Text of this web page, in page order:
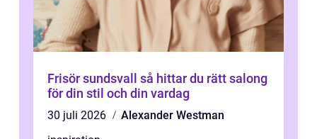
Frisör sundsvall så hittar du rätt salong
för din stil och din vardag
30 juli 2026
Alexander Westman